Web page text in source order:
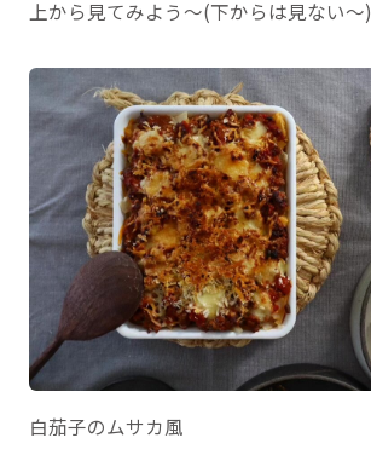
上から見てみよう〜(下からは見ない〜)
白茄子のムサカ風